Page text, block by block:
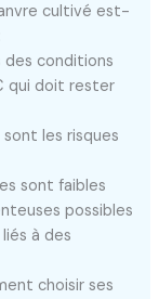
cultivé est-
des conditions
qui doit rester
sont les risques
sont faibles
possibles
à des
choisir ses